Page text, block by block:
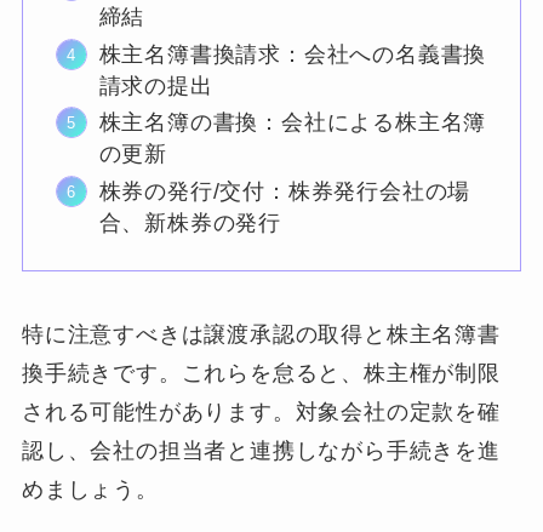
締結
株主名簿書換請求：会社への名義書換
請求の提出
株主名簿の書換：会社による株主名簿
の更新
株券の発行/交付：株券発行会社の場
合、新株券の発行
特に注意すべきは譲渡承認の取得と株主名簿書
換手続きです。これらを怠ると、株主権が制限
される可能性があります。対象会社の定款を確
認し、会社の担当者と連携しながら手続きを進
めましょう。